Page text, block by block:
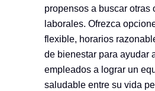
propensos a buscar otras
laborales. Ofrezca
flexible, horarios
de bienestar para ayudar
empleados a lograr un
saludable entre su vida